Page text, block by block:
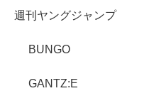
週刊ヤングジャンプ
BUNGO
GANTZ:E